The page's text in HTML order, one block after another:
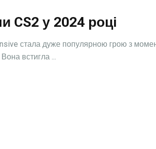
CS2 у 2024 році
стала дуже популярною грою з
встигла ...